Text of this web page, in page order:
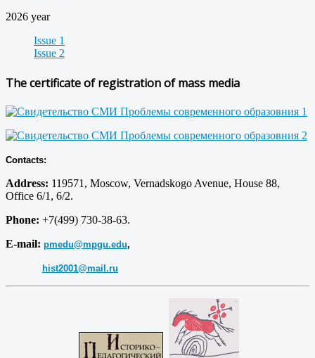
2026 year
Issue 1
Issue 2
The certificate of registration of mass media
Contacts:
Address: 119571, Moscow, Vernadskogo Avenue, House 88,
Office 6/1, 6/2.
Phone: +7(499) 730-38-63.
E-mail: pmedu@mpgu.edu,
hist2001@mail.ru